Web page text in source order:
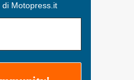
di Motopress.it